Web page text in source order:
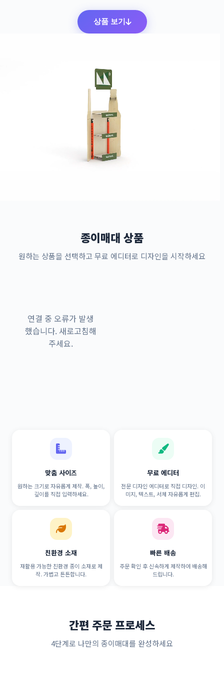
상품 보기
종이매대 상품
원하는 상품을 선택하고 무료 에디터로 디자인을 시작하세요
연결 중 오류가 발생
했습니다. 새로고침해
주세요.
맞춤 사이즈
원하는 크기로 자유롭게 제작. 폭, 높이,
깊이를 직접 입력하세요.
무료 에디터
전문 디자인 에디터로 직접 디자인. 이
미지, 텍스트, 서체 자유롭게 편집.
친환경 소재
재활용 가능한 친환경 종이 소재로 제
작. 가볍고 튼튼합니다.
빠른 배송
주문 확인 후 신속하게 제작하여 배송해
드립니다.
간편 주문 프로세스
4단계로 나만의 종이매대를 완성하세요